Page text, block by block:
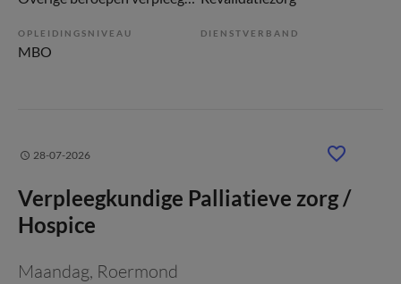
OPLEIDINGSNIVEAU
MBO
DIENSTVERBAND
28-07-2026
Verpleegkundige Palliatieve zorg /
Hospice
Maandag, Roermond